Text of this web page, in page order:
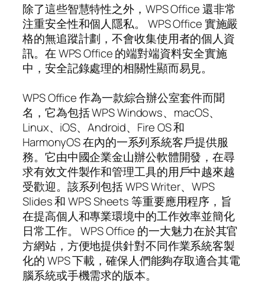
除了這些智慧特性之外，WPS Office 還非常
注重安全性和個人隱私。 WPS Office 實施嚴
格的無追蹤計劃，不會收集使用者的個人資
訊。在 WPS Office 的端對端資料安全實施
中，安全記錄處理的相關性顯而易見。
WPS Office 作為一款綜合辦公室套件而聞
名，它為包括 WPS Windows、macOS、
Linux、iOS、Android、Fire OS 和
HarmonyOS 在內的一系列系統客戶提供服
務。它由中國企業金山辦公軟體開發，在尋
求有效文件製作和管理工具的用戶中越來越
受歡迎。該系列包括 WPS Writer、WPS
Slides 和 WPS Sheets 等重要應用程序，旨
在提高個人和專業環境中的工作效率並簡化
日常工作。 WPS Office 的一大魅力在於其官
方網站，方便地提供針對不同作業系統客製
化的 WPS 下載，確保人們能夠存取適合其電
腦系統或手機需求的版本。